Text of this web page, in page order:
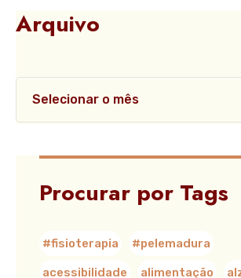
Arquivo
Procurar por Tags
#fisioterapia #pelemadura
acessibilidade alimentação